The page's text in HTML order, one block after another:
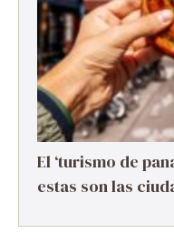
El ‘turismo de
estas son las